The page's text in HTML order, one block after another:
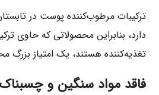
ترکیبات مرطوب‌کننده پوست در
دارد، بنابراین محصولاتی که حاوی
تغذیه‌کننده هستند، یک امتیاز
فاقد مواد سنگین و چسبناک